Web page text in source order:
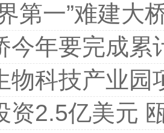
第一”难建大
今年要完成累
科技产业园项
资2.5亿美元